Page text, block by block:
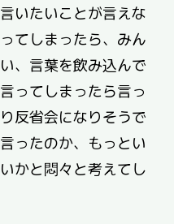
いたいことが言えな
てしまったら、みん
、言葉を飲み込んで
ってしまったら言っ
反省会になりそうで
ったのか、もっとい
かと悶々と考えてし